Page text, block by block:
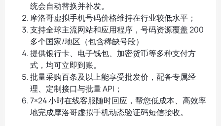
统会自动替换并补发。
摩洛哥虚拟手机号码价格维持在行业较低水平；
支持全球主流网站和应用程序，号码资源覆盖 200
多个国家/地区（包含稀缺号段）
提供银行卡、电子钱包、加密货币等多种支付方
式，均可立即到账。
批量采购百条及以上能享受批发价，配备专属经
理、定制接口与批量 API；
7×24 小时在线客服随时回应，帮您低成本、高效率
地完成摩洛哥虚拟手机动态验证码短信接收。